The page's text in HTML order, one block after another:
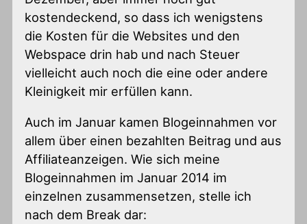
kostendeckend, so dass ich wenigstens
die Kosten für die Websites und den
Webspace drin hab und nach Steuer
vielleicht auch noch die eine oder andere
Kleinigkeit mir erfüllen kann.
Auch im Januar kamen Blogeinnahmen vor
allem über einen bezahlten Beitrag und aus
Affiliateanzeigen. Wie sich meine
Blogeinnahmen im Januar 2014 im
einzelnen zusammensetzen, stelle ich
nach dem Break dar: